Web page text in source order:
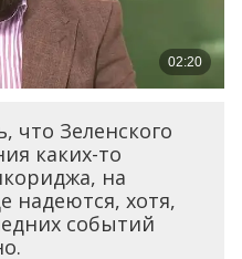
что Зеленского
каких-то
на
надеются, хотя,
событий